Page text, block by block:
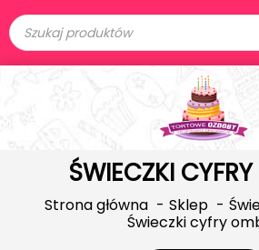
ŚWIECZKI
Strona główna Sklep
Świeczki cyfry